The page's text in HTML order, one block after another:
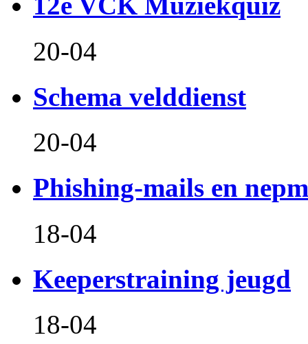
20-04
Schema velddienst
20-04
Phishing-mails en
18-04
Keeperstraining jeugd
18-04